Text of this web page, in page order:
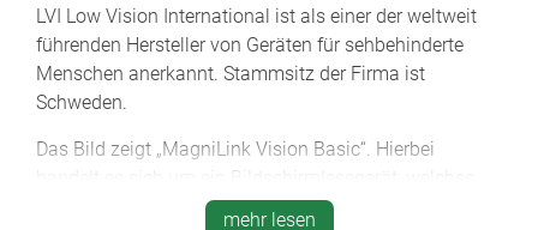
LVI Low Vision International ist als einer der weltweit
führenden Hersteller von Geräten für sehbehinderte
Menschen anerkannt. Stammsitz der Firma ist
Schweden.
Das Bild zeigt „MagniLink Vision Basic“. Hierbei
handelt es sich um ein Bildschirmlesegerät, welches
alle notwendigen Funktionen zum Lesen mit starker
mehr lesen